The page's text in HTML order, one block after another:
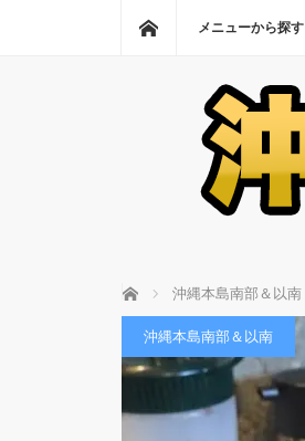
ホーム
メニューから探す
ホーム 沖縄本島南部＆以南
沖縄本島南部＆以南